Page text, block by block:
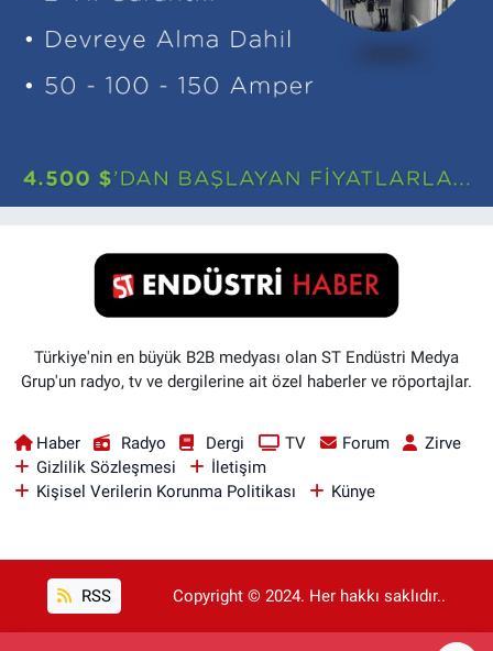
Türkiye'nin en büyük B2B medyası olan ST Endüstri Medya
Grup'un radyo, tv ve dergilerine ait özel haberler ve röportajlar.
Haber Radyo Dergi TV Forum
Zirve
Gizlilik Sözleşmesi
İletişim
Kişisel Verilerin Korunma Politikası
Künye
RSS Copyright © 2024. Her hakkı saklıdır..